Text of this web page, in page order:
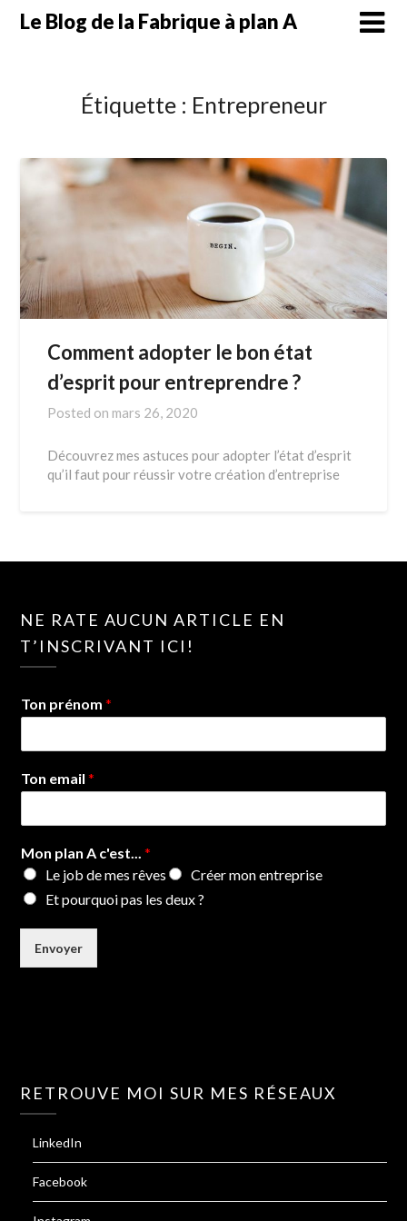
SkipLe Blog de la Fabrique à plan A
Étiquette : Entrepreneur
Comment adopter le bon état
d’esprit pour entreprendre ?
Posted on mars 26, 2020
Découvrez mes astuces pour adopter l’état d’esprit
qu’il faut pour réussir votre création d’entreprise
NE RATE AUCUN ARTICLE EN
T’INSCRIVANT ICI!
Ton prénom*
Ton email*
Mon plan A c'est...*
Le job de mes rêves
Créer mon entreprise
Et pourquoi pas les deux ?
Envoyer
RETROUVE MOI SUR MES RÉSEAUX
LinkedIn
Facebook